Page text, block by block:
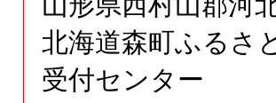
北海道森町ふるさ
受付センター